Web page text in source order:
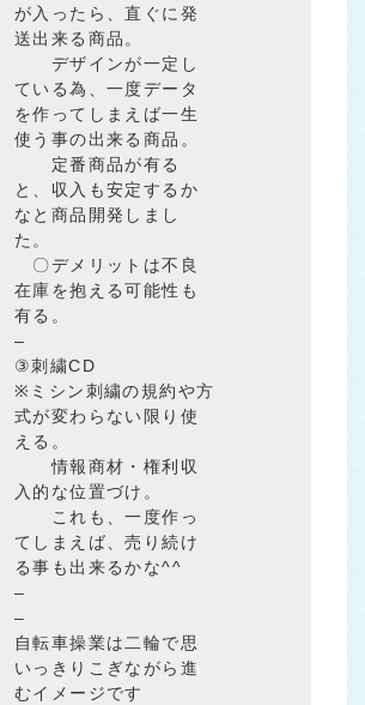
が入ったら、直ぐに発
送出来る商品。
デザインが一定し
ている為、一度データ
を作ってしまえば一生
使う事の出来る商品。
定番商品が有る
と、収入も安定するか
なと商品開発しまし
た。
〇デメリットは不良
在庫を抱える可能性も
有る。
–
③刺繍CD
※ミシン刺繍の規約や方
式が変わらない限り使
える。
情報商材・権利収
入的な位置づけ。
これも、一度作っ
てしまえば、売り続け
る事も出来るかな^^
–
–
自転車操業は二輪で思
いっきりこぎながら進
むイメージです